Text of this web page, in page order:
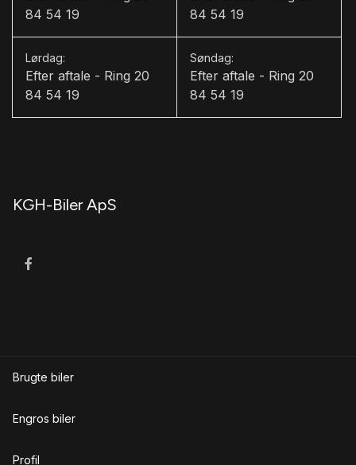
84 54 19
84 54 19
Lørdag:
Efter aftale - Ring 20
84 54 19
Søndag:
Efter aftale - Ring 20
84 54 19
KGH-Biler ApS
Brugte biler
Engros biler
Profil